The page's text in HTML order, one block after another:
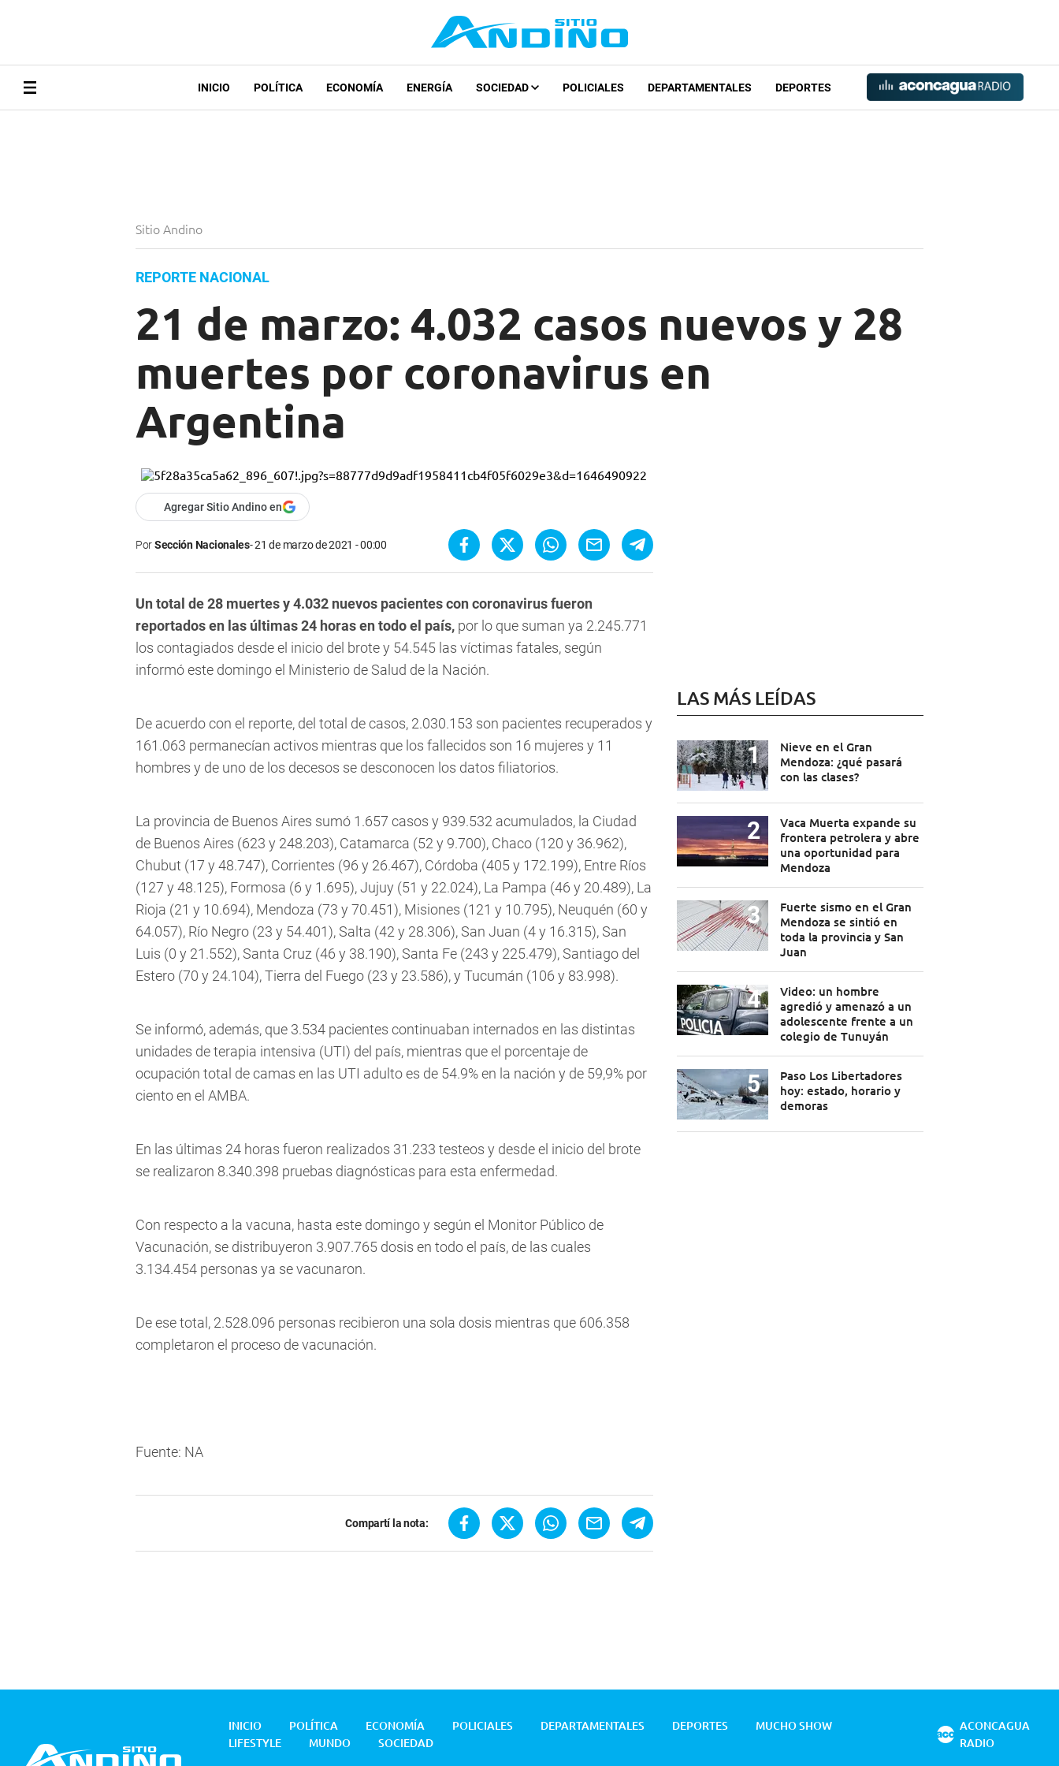
INICIO POLÍTICA ECONOMÍA ENERGÍA SOCIEDAD POLICIALES DEPARTAMENTALES DEPORTES
Sitio Andino
REPORTE NACIONAL
21 de marzo: 4.032 casos nuevos y 28
muertes por coronavirus en
Argentina
Agregar Sitio Andino en
PorSección Nacionales 21 de marzo de 2021 - 00:00
Un total de 28 muertes y 4.032 nuevos pacientes con coronavirus fueron
reportados en las últimas 24 horas en todo el país, por lo que suman ya 2.245.771
los contagiados desde el inicio del brote y 54.545 las víctimas fatales, según
informó este domingo el Ministerio de Salud de la Nación.
De acuerdo con el reporte, del total de casos, 2.030.153 son pacientes recuperados y
161.063 permanecían activos mientras que los fallecidos son 16 mujeres y 11
hombres y de uno de los decesos se desconocen los datos filiatorios.
La provincia de Buenos Aires sumó 1.657 casos y 939.532 acumulados, la Ciudad
de Buenos Aires (623 y 248.203), Catamarca (52 y 9.700), Chaco (120 y 36.962),
Chubut (17 y 48.747), Corrientes (96 y 26.467), Córdoba (405 y 172.199), Entre Ríos
(127 y 48.125), Formosa (6 y 1.695), Jujuy (51 y 22.024), La Pampa (46 y 20.489), La
Rioja (21 y 10.694), Mendoza (73 y 70.451), Misiones (121 y 10.795), Neuquén (60 y
64.057), Río Negro (23 y 54.401), Salta (42 y 28.306), San Juan (4 y 16.315), San
Luis (0 y 21.552), Santa Cruz (46 y 38.190), Santa Fe (243 y 225.479), Santiago del
Estero (70 y 24.104), Tierra del Fuego (23 y 23.586), y Tucumán (106 y 83.998).
Se informó, además, que 3.534 pacientes continuaban internados en las distintas
unidades de terapia intensiva (UTI) del país, mientras que el porcentaje de
ocupación total de camas en las UTI adulto es de 54.9% en la nación y de 59,9% por
ciento en el AMBA.
En las últimas 24 horas fueron realizados 31.233 testeos y desde el inicio del brote
se realizaron 8.340.398 pruebas diagnósticas para esta enfermedad.
Con respecto a la vacuna, hasta este domingo y según el Monitor Público de
Vacunación, se distribuyeron 3.907.765 dosis en todo el país, de las cuales
3.134.454 personas ya se vacunaron.
De ese total, 2.528.096 personas recibieron una sola dosis mientras que 606.358
completaron el proceso de vacunación.
Fuente: NA
Compartí la nota:
LAS MÁS LEÍDAS
Nieve en el Gran
Mendoza: ¿qué pasará
con las clases?
Vaca Muerta expande su
frontera petrolera y abre
una oportunidad para
Mendoza
Fuerte sismo en el Gran
Mendoza se sintió en
toda la provincia y San
Juan
Video: un hombre
agredió y amenazó a un
adolescente frente a un
colegio de Tunuyán
Paso Los Libertadores
hoy: estado, horario y
demoras
INICIO POLÍTICA ECONOMÍA POLICIALES DEPARTAMENTALES DEPORTES
MUCHO SHOW
LIFESTYLE
MUNDO SOCIEDAD
ACONCAGUA
RADIO